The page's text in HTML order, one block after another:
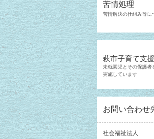
苦情処理
苦情解決の仕組み等に
萩市子育て支
未就園児とその保護者
実施しています
お問い合わせ
社会福祉法人